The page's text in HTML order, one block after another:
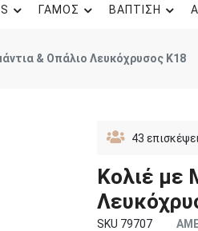
ΓΑΜΟΣ ΒΑΠΤΙΣΗ
& Οπάλιο Λευκόχρυσος K18
43
Κολιέ με
SKU 79707